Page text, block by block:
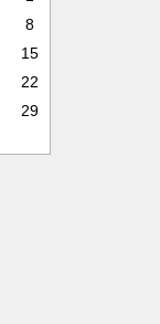
8
15
22
29